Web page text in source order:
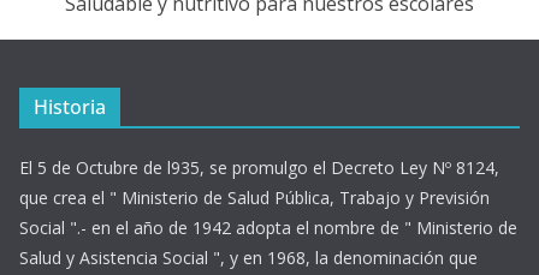
Historia
El 5 de Octubre de l935, se promulgo el Decreto Ley Nº 8124,
que crea el " Ministerio de Salud Pública, Trabajo y Previsión
Social ".- en el año de 1942 adopta el nombre de " Ministerio de
Salud y Asistencia Social ", y en 1968, la denominación que